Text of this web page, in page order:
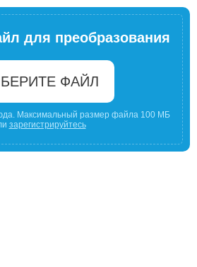
для преобразования
ФАЙЛ
Максимальный размер файла 100 МБ
зарегистрируйтесь